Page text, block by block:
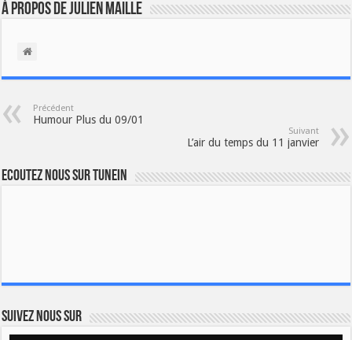
À propos de Julien Maille
Précédent
Humour Plus du 09/01
Suivant
L’air du temps du 11 janvier
Ecoutez nous sur TuneIn
Suivez nous sur